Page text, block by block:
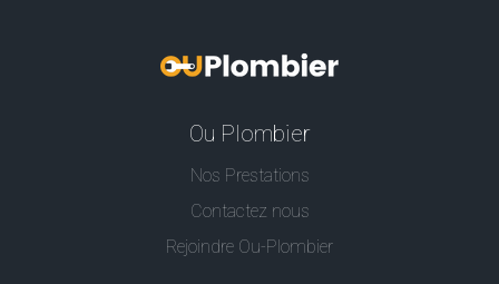
Ou Plombier
Nos Prestations
Contactez nous
Rejoindre Ou-Plombier